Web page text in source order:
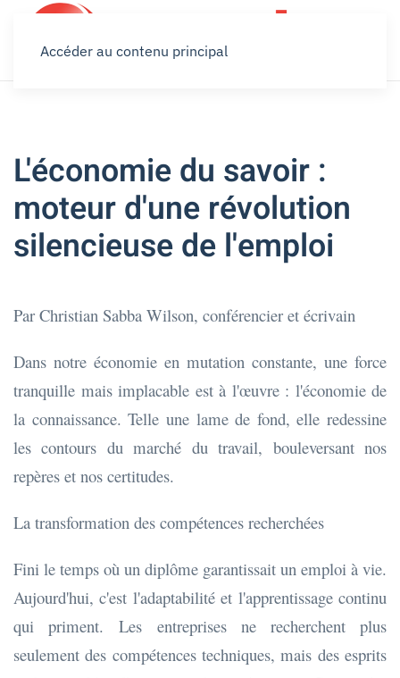
Accéder au contenu principal
L'économie du savoir :
moteur d'une révolution
silencieuse de l'emploi
Par Christian Sabba Wilson, conférencier et écrivain
Dans notre économie en mutation constante, une force
tranquille mais implacable est à l'œuvre : l'économie de
la connaissance. Telle une lame de fond, elle redessine
les contours du marché du travail, bouleversant nos
repères et nos certitudes.
La transformation des compétences recherchées
Fini le temps où un diplôme garantissait un emploi à vie.
Aujourd'hui, c'est l'adaptabilité et l'apprentissage continu
qui priment. Les entreprises ne recherchent plus
seulement des compétences techniques, mais des esprits